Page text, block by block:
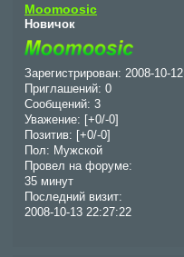
Moomoosic
Новичок
Зарегистрирован: 2008-10-12
Приглашений: 0
Сообщений: 3
Уважение:
[+0/-0]
Позитив:
[+0/-0]
Пол: Мужской
Провел на форуме:
35 минут
Последний визит:
2008-10-13 22:27:22